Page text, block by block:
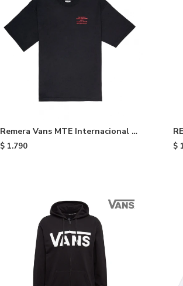
Remera Vans MTE Internacional -
Black
$ 1.790 $